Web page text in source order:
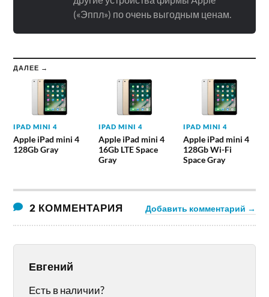
(«Эппл») по очень выгодным ценам.
ДАЛЕЕ →
IPAD MINI 4
Apple iPad mini 4
128Gb Gray
IPAD MINI 4
Apple iPad mini 4
16Gb LTE Space
Gray
IPAD MINI 4
Apple iPad mini 4
128Gb Wi-Fi
Space Gray
2 КОММЕНТАРИЯ Добавить комментарий →
Евгений
Есть в наличии?